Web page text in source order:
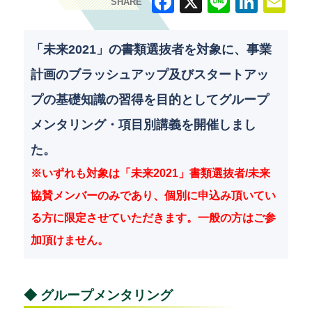
F
a
c
e
b
o
k
n
e
n
k
e
dI
n
m
ai
「未来2021」の書類選抜者を対象に、事業
計画のブラッシュアップ及びスタートアッ
プの基礎知識の習得を目的としてグループ
メンタリング・項目別講義を開催しまし
た。
※いずれも対象は「未来2021」書類選抜者/未来
協賛メンバーのみであり、個別に申込み頂いてい
る方に限定させていただきます。一般の方はご参
加頂けません。
◆ グループメンタリング